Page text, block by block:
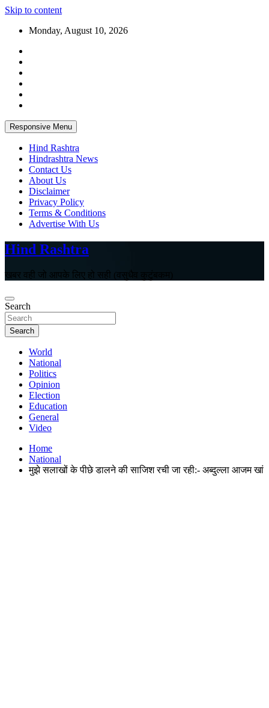
Skip to content
Monday, August 10, 2026
Responsive Menu
Hind Rashtra
Hindrashtra News
Contact Us
About Us
Disclaimer
Privacy Policy
Terms & Conditions
Advertise With Us
Hind Rashtra
खबर वही जो आपके लिए हो सही (वसुधैव कुटुंबकम)
Search
Search
World
National
Politics
Opinion
Election
Education
General
Video
Home
National
मुझे सलाखों के पीछे डालने की साजिश रची जा रही:- अब्दुल्ला आजम खां